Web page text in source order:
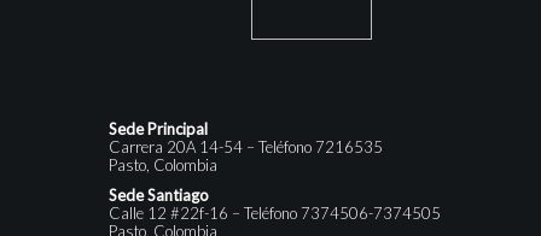
Sede Principal
Carrera 20A 14-54 – Teléfono 7216535
Pasto, Colombia
Sede Santiago
Calle 12 #22f-16 – Teléfono 7374506-7374505
Pasto, Colombia